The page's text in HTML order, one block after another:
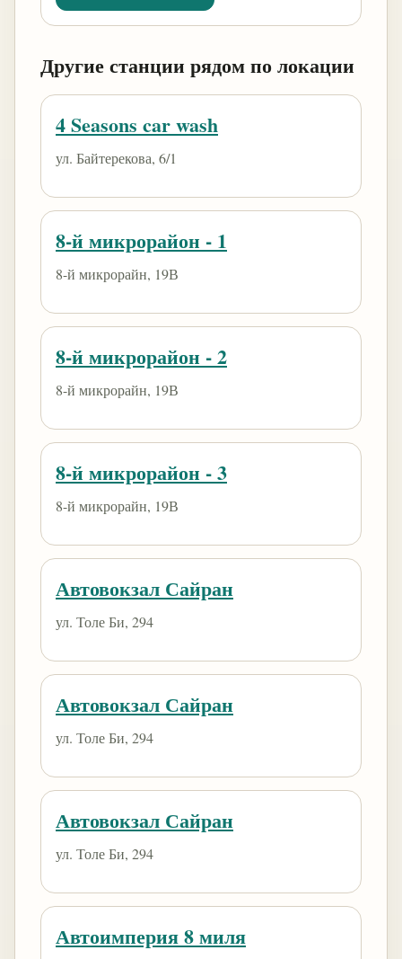
Другие станции рядом по локации
4 Seasons car wash
ул. Байтерекова, 6/1
8-й микрорайон - 1
8-й микрорайн, 19В
8-й микрорайон - 2
8-й микрорайн, 19В
8-й микрорайон - 3
8-й микрорайн, 19В
Автовокзал Сайран
ул. Толе Би, 294
Автовокзал Сайран
ул. Толе Би, 294
Автовокзал Сайран
ул. Толе Би, 294
Автоимперия 8 миля